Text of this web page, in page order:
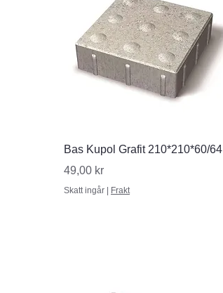
Snabbvisning
Bas Kupol Grafit 210*210*60/64
Pris
49,00 kr
Skatt ingår | Frakt